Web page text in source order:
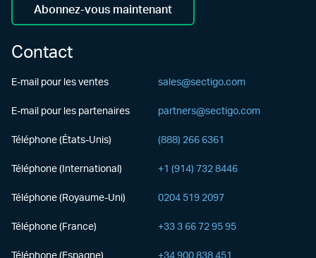
Abonnez-vous maintenant
Contact
E-mail pour les ventes sales@sectigo.com
E-mail pour les partenaires partners@sectigo.com
Téléphone (États-Unis) (888) 266 6361
Téléphone (International) +1 (914) 732 8446
Téléphone (Royaume-Uni) 0204 519 2097
Téléphone (France) +33 3 66 72 95 95